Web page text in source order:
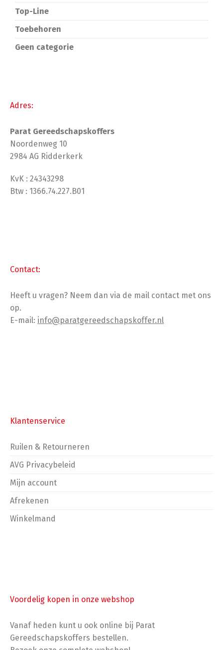
Top-Line
Toebehoren
Geen categorie
Adres:
Parat Gereedschapskoffers
Noordenweg 10
2984 AG Ridderkerk
KvK : 24343298
Btw : 1366.74.227.B01
Contact:
Heeft u vragen? Neem dan via de mail contact met ons
op.
E-mail: info@paratgereedschapskoffer.nl
Klantenservice
Ruilen & Retourneren
AVG Privacybeleid
Mijn account
Afrekenen
Winkelmand
Voordelig kopen in onze webshop
Vanaf heden kunt u ook online bij Parat
Gereedschapskoffers bestellen.